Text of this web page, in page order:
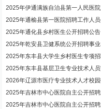
2025年伊通满族自治县第一人民医院
2025年通榆县第一医院招聘工作人员
2025年通化县乡村医生公开招聘公告
2025年乾安县卫健系统公开招聘事
2025年东丰县大学生乡村医生专项
2025年东丰县基层卫生专业技术人员
2026年辽源市医疗专业技术人才校园
2025年吉林市中心医院自主公开招
2025年吉林市中心医院自主公开招